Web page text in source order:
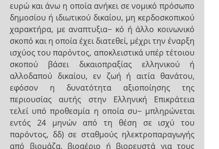
ευρώ και άνω η οποία ανήκει σε νομικό πρόσωπο
δημοσίου ή ιδιωτικού δικαίου, μη κερδοσκοπικού
χαρακτήρα, με αναπτυξια− κό ή άλλο κοινωνικό
σκοπό και η οποία έχει διατεθεί, μέχρι την έναρξη
ισχύος του παρόντος, αποκλειστικά υπέρ τέτοιου
σκοπού βάσει δικαιοπραξίας ελληνικού ή
αλλοδαπού δικαίου, εν ζωή ή αιτία θανάτου,
εφόσον η δυνατότητα αξιοποίησης της
περιουσίας αυτής στην Ελληνική Επικράτεια
τελεί υπό προθεσμία η οποία συ− μπληρώνεται
εντός 24 μηνών από τη θέση σε ισχύ του
παρόντος, δδ) σε σταθμούς ηλεκτροπαραγωγής
από βιομάζα, βιοαέριο ή βιορευστά για τους